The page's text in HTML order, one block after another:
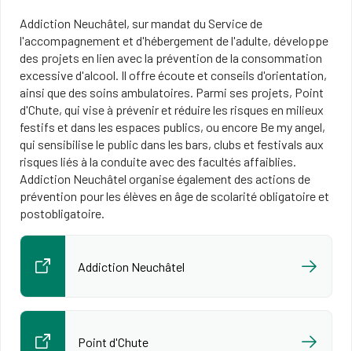
Addiction Neuchâtel, sur mandat du Service de
l'accompagnement et d'hébergement de l'adulte, développe
des projets en lien avec la prévention de la consommation
excessive d'alcool. Il offre écoute et conseils d'orientation,
ainsi que des soins ambulatoires. Parmi ses projets, Point
d'Chute, qui vise à prévenir et réduire les risques en milieux
festifs et dans les espaces publics, ou encore Be my angel,
qui sensibilise le public dans les bars, clubs et festivals aux
risques liés à la conduite avec des facultés affaiblies.
Addiction Neuchâtel organise également des actions de
prévention pour les élèves en âge de scolarité obligatoire et
postobligatoire.
Addiction Neuchâtel
Point d'Chute